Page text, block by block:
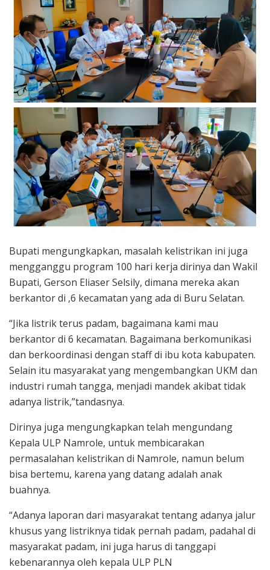
Bupati mengungkapkan, masalah kelistrikan ini juga
mengganggu program 100 hari kerja dirinya dan Wakil
Bupati, Gerson Eliaser Selsily, dimana mereka akan
berkantor di ,6 kecamatan yang ada di Buru Selatan.
“Jika listrik terus padam, bagaimana kami mau
berkantor di 6 kecamatan. Bagaimana berkomunikasi
dan berkoordinasi dengan staff di ibu kota kabupaten.
Selain itu masyarakat yang mengembangkan UKM dan
industri rumah tangga, menjadi mandek akibat tidak
adanya listrik,”tandasnya.
Dirinya juga mengungkapkan telah mengundang
Kepala ULP Namrole, untuk membicarakan
permasalahan kelistrikan di Namrole, namun belum
bisa bertemu, karena yang datang adalah anak
buahnya.
“Adanya laporan dari masyarakat tentang adanya jalur
khusus yang listriknya tidak pernah padam, padahal di
masyarakat padam, ini juga harus di tanggapi
kebenarannya oleh kepala ULP PLN